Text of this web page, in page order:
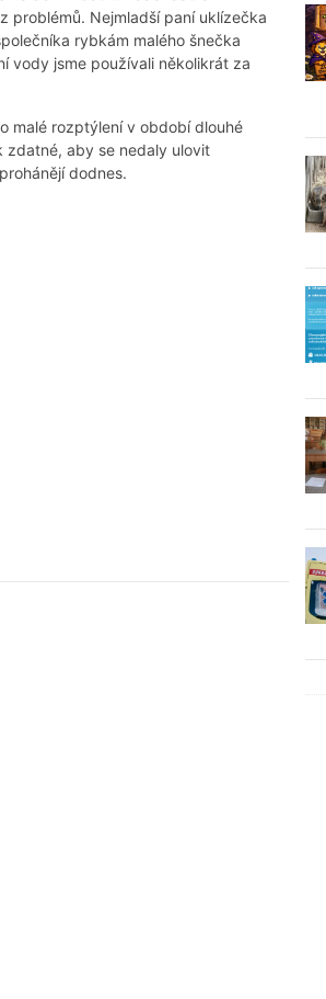
problémů. Nejmladší paní uklízečka
rybkám malého šnečka
vody jsme používali několikrát za
malé rozptýlení v období dlouhé
zdatné, aby se nedaly ulovit
dodnes.